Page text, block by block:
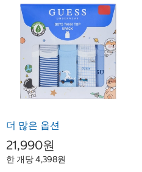
더 많은 옵션
21,990원
한 개당 4,398원